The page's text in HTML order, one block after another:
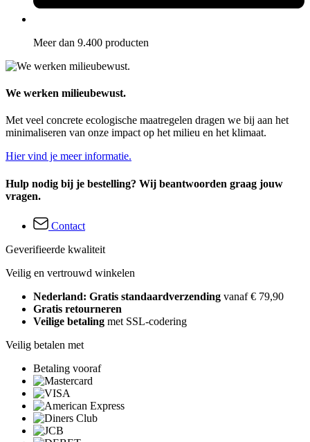
Meer dan 9.400 producten
We werken milieubewust.
Met veel concrete ecologische maatregelen dragen we bij aan het
minimaliseren van onze impact op het milieu en het klimaat.
Hier vind je meer informatie.
Hulp nodig bij je bestelling? Wij beantwoorden graag jouw
vragen.
Contact
Geverifieerde kwaliteit
Veilig en vertrouwd winkelen
Nederland: Gratis standaardverzending vanaf € 79,90
Gratis retourneren
Veilige betaling met SSL-codering
Veilig betalen met
Betaling vooraf